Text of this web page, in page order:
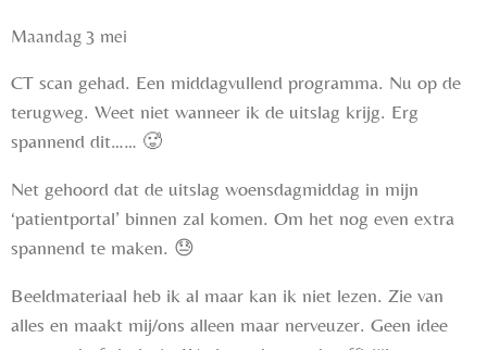
Maandag 3 mei
CT scan gehad. Een middagvullend programma. Nu op de
terugweg. Weet niet wanneer ik de uitslag krijg. Erg
spannend dit…… 🥵
Net gehoord dat de uitslag woensdagmiddag in mijn
‘patientportal’ binnen zal komen. Om het nog even extra
spannend te maken. 😓
Beeldmateriaal heb ik al maar kan ik niet lezen. Zie van
alles en maakt mij/ons alleen maar nerveuzer. Geen idee